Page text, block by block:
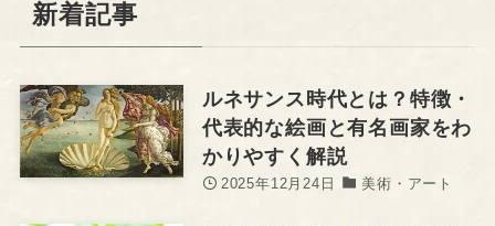
新着記事
ルネサンス時代とは？特徴・
代表的な絵画と有名画家をわ
かりやすく解説
2025年12月24日 美術・アート